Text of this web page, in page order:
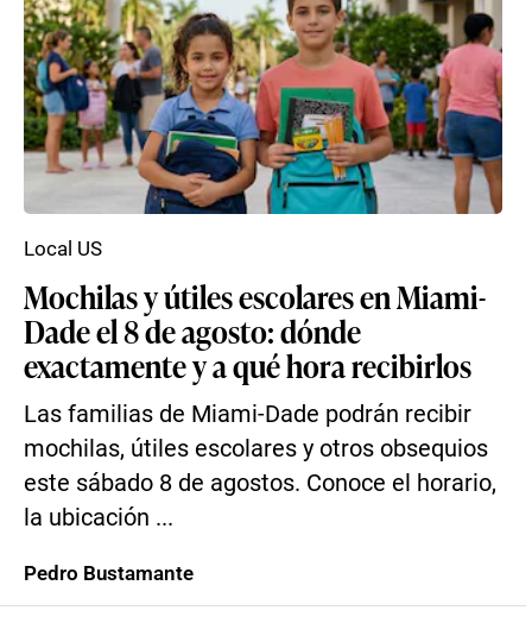
Mochilas y útiles escolares en Miami-
Dade el 8 de agosto: dónde
exactamente y a qué hora recibirlos
Las familias de Miami-Dade podrán recibir
mochilas, útiles escolares y otros obsequios
este sábado 8 de agostos. Conoce el horario,
la ubicación ...
Local US
Pedro Bustamante